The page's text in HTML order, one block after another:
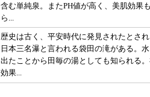
含む単純泉。またPH値が高く、美肌効果
ら...
歴史は古く、平安時代に発見されたとさ
日本三名瀑と言われる袋田の滝がある。
出たことから田毎の湯としても知られる
効果...